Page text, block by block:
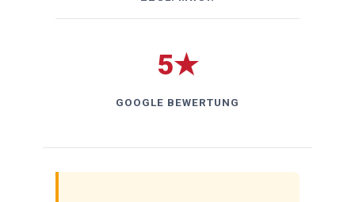
5★
GOOGLE BEWERTUNG